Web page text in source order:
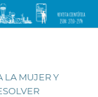
LA MUJER Y